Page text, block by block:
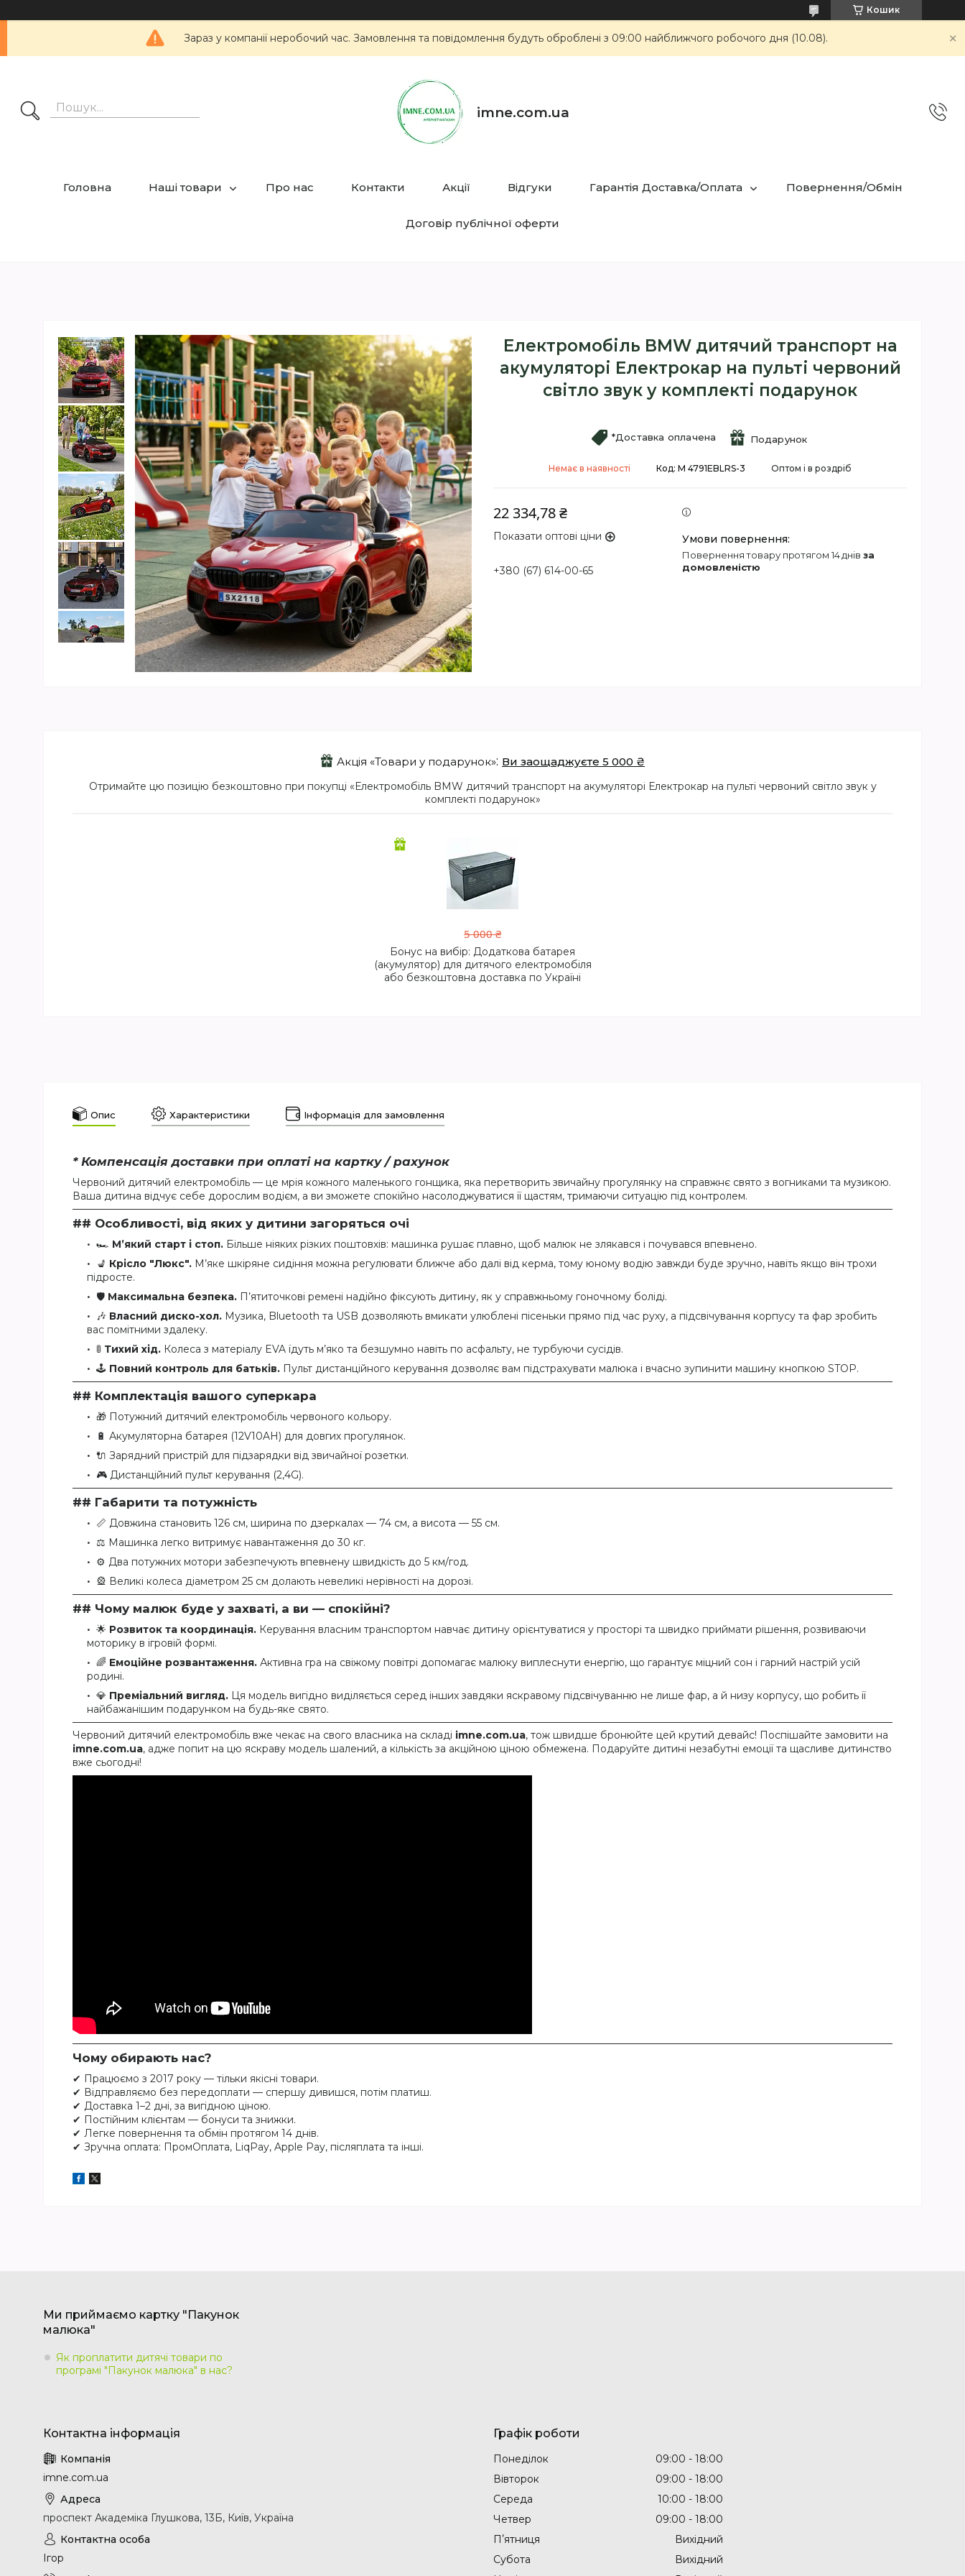
Кошик
Зараз у компанії неробочий час. Замовлення та повідомлення будуть оброблені з 09:00 найближчого робочого дня (10.08).
imne.com.ua
Головна Наші товари Про нас Контакти Акції Відгуки Гарантія Доставка/Оплата Повернення/Обмін
Договір публічної оферти
Електромобіль BMW дитячий транспорт на
акумуляторі Електрокар на пульті червоний
світло звук у комплекті подарунок
*Доставка оплачена Подарунок
Немає в наявності Оптом і в роздріб
Код: M 4791EBLRS-3
22 334,78 ₴
Показати оптові ціни
+380 (67) 614-00-65
повернення товару протягом 14 днів за
домовленістю
Акція «Товари у подарунок» Ви заощаджуєте 5 000 ₴
Отримайте цю позицію безкоштовно при покупці «Електромобіль BMW дитячий транспорт на акумуляторі Електрокар на пульті червоний світло звук у
комплекті подарунок»
5 000 ₴
Бонус на вибір: Додаткова батарея
(акумулятор) для дитячого електромобіля
або безкоштовна доставка по Україні
Опис Характеристики Інформація для замовлення
* Компенсація доставки при оплаті на картку / рахунок
Червоний дитячий електромобіль — це мрія кожного маленького гонщика, яка перетворить звичайну прогулянку на справжнє свято з вогниками та музикою.
Ваша дитина відчує себе дорослим водієм, а ви зможете спокійно насолоджуватися її щастям, тримаючи ситуацію під контролем.
## Особливості, від яких у дитини загоряться очі
🏎 М’який старт і стоп. Більше ніяких різких поштовхів: машинка рушає плавно, щоб малюк не злякався і почувався впевнено.
💺 Крісло "Люкс". М’яке шкіряне сидіння можна регулювати ближче або далі від керма, тому юному водію завжди буде зручно, навіть якщо він трохи
підросте.
🛡 Максимальна безпека. П’ятиточкові ремені надійно фіксують дитину, як у справжньому гоночному боліді.
🎶 Власний диско-хол. Музика, Bluetooth та USB дозволяють вмикати улюблені пісеньки прямо під час руху, а підсвічування корпусу та фар зробить
вас помітними здалеку.
🚦 Тихий хід. Колеса з матеріалу EVA їдуть м’яко та безшумно навіть по асфальту, не турбуючи сусідів.
🕹 Повний контроль для батьків. Пульт дистанційного керування дозволяє вам підстрахувати малюка і вчасно зупинити машину кнопкою STOP.
## Комплектація вашого суперкара
🎁 Потужний дитячий електромобіль червоного кольору.
🔋 Акумуляторна батарея (12V10AH) для довгих прогулянок.
🔌 Зарядний пристрій для підзарядки від звичайної розетки.
🎮 Дистанційний пульт керування (2,4G).
## Габарити та потужність
📏 Довжина становить 126 см, ширина по дзеркалах — 74 см, а висота — 55 см.
⚖️ Машинка легко витримує навантаження до 30 кг.
⚙️ Два потужних мотори забезпечують впевнену швидкість до 5 км/год.
🎡 Великі колеса діаметром 25 см долають невеликі нерівності на дорозі.
## Чому малюк буде у захваті, а ви — спокійні?
🌟 Розвиток та координація. Керування власним транспортом навчає дитину орієнтуватися у просторі та швидко приймати рішення, розвиваючи
моторику в ігровій формі.
🌈 Емоційне розвантаження. Активна гра на свіжому повітрі допомагає малюку виплеснути енергію, що гарантує міцний сон і гарний настрій усій
родині.
💎 Преміальний вигляд. Ця модель вигідно виділяється серед інших завдяки яскравому підсвічуванню не лише фар, а й низу корпусу, що робить її
найбажанішим подарунком на будь-яке свято.
Червоний дитячий електромобіль вже чекає на свого власника на складі imne.com.ua, тож швидше бронюйте цей крутий девайс! Поспішайте замовити на
imne.com.ua, адже попит на цю яскраву модель шалений, а кількість за акційною ціною обмежена. Подаруйте дитині незабутні емоції та щасливе дитинство
вже сьогодні!
Чому обирають нас?
✔ Працюємо з 2017 року — тільки якісні товари.
✔ Відправляємо без передоплати — спершу дивишся, потім платиш.
✔ Доставка 1–2 дні, за вигідною ціною.
✔ Постійним клієнтам — бонуси та знижки.
✔ Легке повернення та обмін протягом 14 днів.
✔ Зручна оплата: ПромОплата, LiqPay, Apple Pay, післяплата та інші.
Ми приймаємо картку "Пакунок
малюка"
Як проплатити дитячі товари по
програмі "Пакунок малюка" в нас?
imne.com.ua
проспект Академіка Глушкова, 13Б, Київ, Україна
Ігор
Графік роботи
Понеділок 09:00
18:00
Вівторок
09:00
18:00
Середа
10:00
18:00
Четвер
09:00
18:00
Пʼятниця
Вихідний
Субота
Вихідний